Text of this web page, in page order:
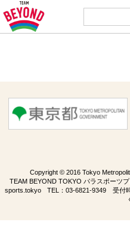
Copyright © 2016 Tokyo
TEAM BEYOND TOKYO パラスポーツ
sports.tokyoTEL： 03-6821-9349受付時